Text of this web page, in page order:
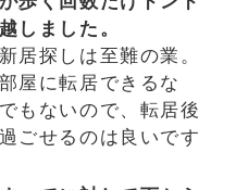
しました。
居探しは至難の業。
屋に転居できるな
もないので、転居後
ごせるのは良いです